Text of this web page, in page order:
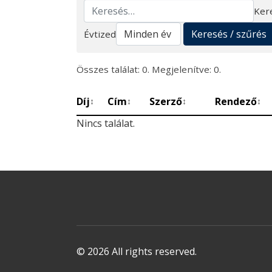
Keresés
Évtized
Keresés / szűrés
Összes találat: 0. Megjelenítve: 0.
Díj↕ Cím↕ Szerző↕ Rendező↕
Nincs találat.
© 2026 All rights reserved.